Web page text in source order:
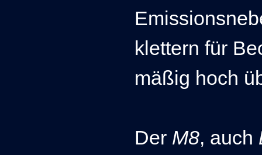
klettern für
mäßig hoch
Der M8, auch